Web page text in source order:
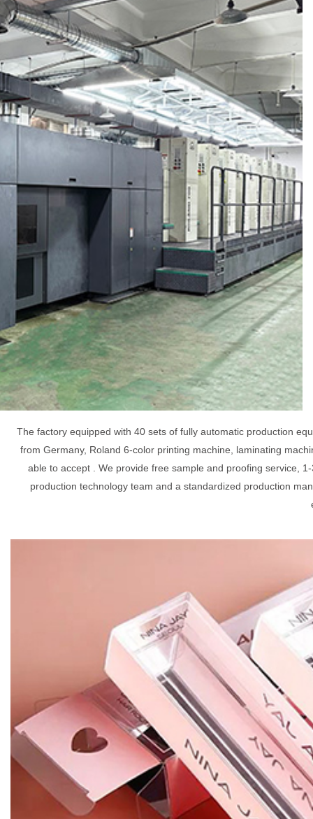
The factory equipped with 40 sets of fully automatic production
from Germany, Roland 6-color printing machine, laminating
able to accept . We provide free sample and proofing service,
production technology team and a standardized production